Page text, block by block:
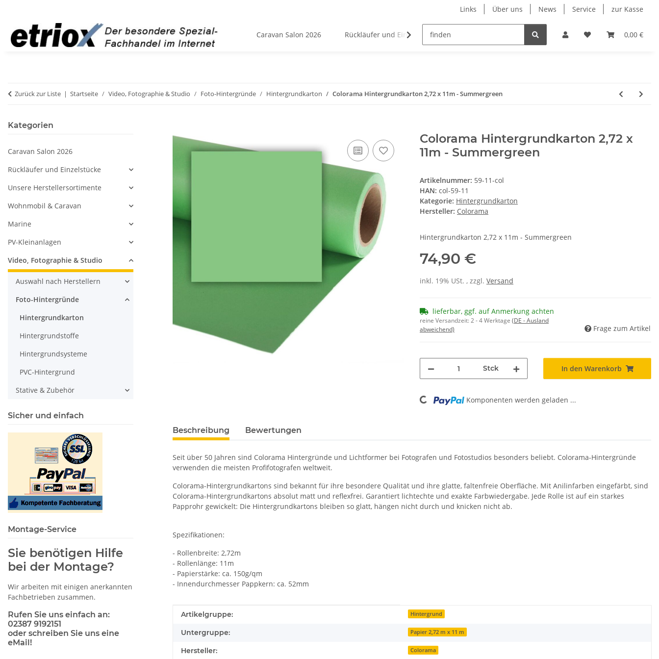
Links Über uns News Service zur Kasse
0,00 €
Caravan Salon 2026 Rückläufer und Einzelstücke Unsere Herstellersortimente Wohnmobil &
Zurück zur Liste Startseite Video, Fotographie & Studio Foto-Hintergründe Hintergrundkarton Colorama Hintergrundkarton 2,72 x 11m - Summergreen
Colorama Hintergrundkarton 2,72 x
11m - Summergreen
Artikelnummer: 59-11-col
HAN: col-59-11
Kategorie: Hintergrundkarton
Hersteller: Colorama
Hintergrundkarton 2,72 x 11m - Summergreen
74,90 €
inkl. 19% USt. , zzgl. Versand
lieferbar, ggf. auf Anmerkung achten
reine Versandzeit:2 - 4 Werktage (DE - Ausland
abweichend)
Frage zum Artikel
Stck In den Warenkorb
Loading... Komponenten werden geladen ...
Beschreibung Bewertungen
Seit über 50 Jahren sind Colorama Hintergründe und Lichtformer bei Fotografen und Fotostudios besonders beliebt. Colorama-Hintergründe
verwenden die meisten Profifotografen weltweit.
Colorama-Hintergrundkartons sind bekannt für ihre besondere Qualität und ihre glatte, faltenfreie Oberfläche. Mit Anilinfarben eingefärbt, sind
Colorama-Hintergrundkartons absolut matt und reflexfrei. Garantiert lichtechte und exakte Farbwiedergabe. Jede Rolle ist auf ein starkes
Papprohr gewickelt: Die Hintergrundkartons bleiben so glatt, hängen nicht durch und knicken nicht ab.
Spezifikationen:
- Rollenbreite: 2,72m
- Rollenlänge: 11m
- Papierstärke: ca. 150g/qm
- Innendurchmesser Pappkern: ca. 52mm
Produkteigenschaft
Wert
Artikelgruppe: Hintergrund
Untergruppe: Papier 2,72 m x 11 m
Hersteller: Colorama
Kategorien
Caravan Salon 2026
Rückläufer und Einzelstücke
Unsere Herstellersortimente
Wohnmobil & Caravan
Marine
PV-Kleinanlagen
Video, Fotographie & Studio
Auswahl nach Herstellern
Foto-Hintergründe
Hintergrundkarton
Hintergrundstoffe
Hintergrundsysteme
PVC-Hintergrund
Stative & Zubehör
Sicher und einfach
Montage-Service
Sie benötigen Hilfe
bei der Montage?
Wir arbeiten mit einigen anerkannten
Fachbetrieben zusammen.
Rufen Sie uns einfach an:
02387 9192151
oder schreiben Sie uns eine
eMail!